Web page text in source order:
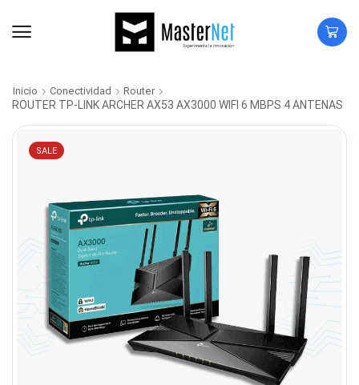
Inicio Conectividad Router
ROUTER TP-LINK ARCHER AX53 AX3000 WIFI 6 MBPS 4 ANTENAS
SALE